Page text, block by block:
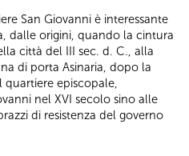
San Giovanni è interessante
dalle origini, quando la cintura
città del III sec. d. C., alla
di porta Asinaria, dopo la
episcopale,
nel XVI secolo sino alle
di resistenza del governo